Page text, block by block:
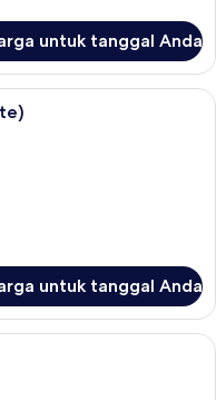
untuk tanggal Anda
tidur, seprai premium,
untuk tanggal Anda
tidur, seprai premium,